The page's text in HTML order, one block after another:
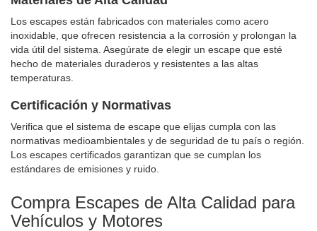
Los escapes están fabricados con materiales como acero
inoxidable, que ofrecen resistencia a la corrosión y prolongan la
vida útil del sistema. Asegúrate de elegir un escape que esté
hecho de materiales duraderos y resistentes a las altas
temperaturas.
Certificación y Normativas
Verifica que el sistema de escape que elijas cumpla con las
normativas medioambientales y de seguridad de tu país o región.
Los escapes certificados garantizan que se cumplan los
estándares de emisiones y ruido.
Compra Escapes de Alta Calidad para
Vehículos y Motores